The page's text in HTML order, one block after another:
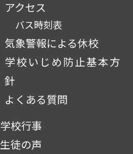
アクセス
バス時刻表
気象警報による休校
学校いじめ防止基本方
針
よくある質問
学校行事
生徒の声